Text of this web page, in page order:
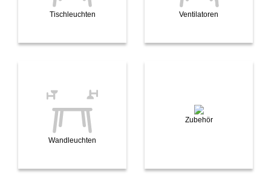
Tischleuchten Ventilatoren
Wandleuchten
Zubehör